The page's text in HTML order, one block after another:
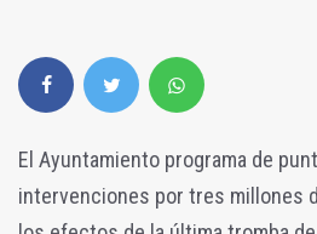
El Ayuntamiento programa de
intervenciones por tres millones